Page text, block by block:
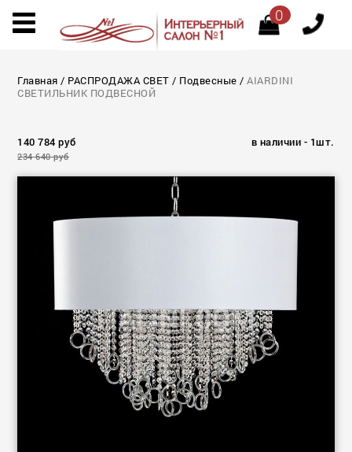
0
Главная / РАСПРОДАЖА СВЕТ / Подвесные /AIARDINI
СВЕТИЛЬНИК ПОДВЕСНОЙ
140 784 руб
234 640 руб
в наличии - 1шт.